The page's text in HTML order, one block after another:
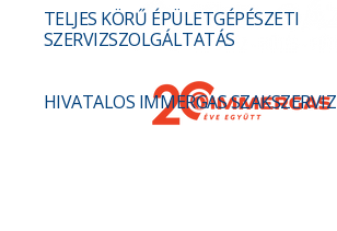
TELJES KÖRŰ ÉPÜLETGÉPÉSZETI
SZERVIZSZOLGÁLTATÁS
HIVATALOS IMMERGAS SZAKSZERVIZ